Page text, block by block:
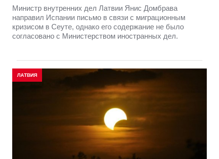
Министр внутренних дел Латвии Янис Домбрава
направил Испании письмо в связи с миграционным
кризисом в Сеуте, однако его содержание не было
согласовано с Министерством иностранных дел.
ЛАТВИЯ